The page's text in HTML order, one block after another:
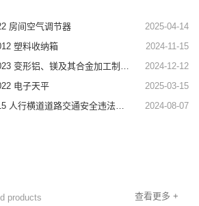
房间空气调节器
2025-04-14
塑料收纳箱
2024-11-15
2024-12-12
电子天平
2025-03-15
2024-08-07
products 查看更多 +